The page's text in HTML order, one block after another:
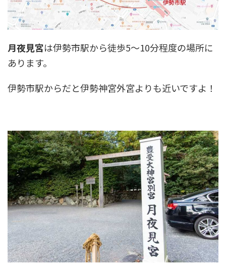
月夜見宮は伊勢市駅から徒歩5〜10分程度の場所に
あります。
伊勢市駅からだと伊勢神宮外宮よりも近いですよ！